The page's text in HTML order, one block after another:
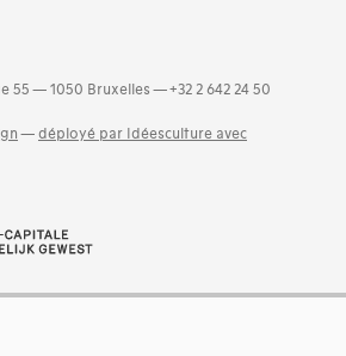
55 — 1050 Bruxelles — +32 2 642 24 50
— déployé par Idéesculture avec